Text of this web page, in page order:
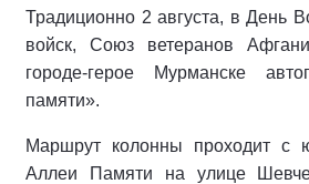
Традиционно 2 августа, в День
войск, Союз ветеранов
городе-герое Мурманске
памяти».
Маршрут колонны проходит с
Аллеи Памяти на улице